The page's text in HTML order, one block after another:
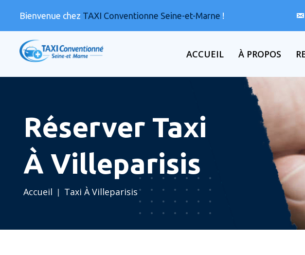
Bienvenue chez TAXI Conventionne Seine-et-Marne !
ACCUEIL À PROPOS
Réserver Taxi
À Villeparisis
Accueil Taxi À Villeparisis